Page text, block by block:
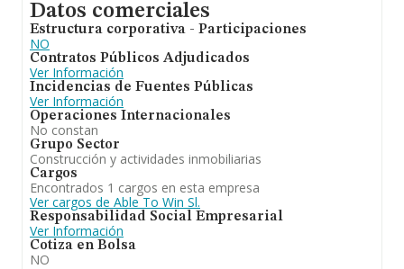
Datos comerciales
Estructura corporativa - Participaciones
NO
Contratos Públicos Adjudicados
Ver Información
Incidencias de Fuentes Públicas
Ver Información
Operaciones Internacionales
No constan
Grupo Sector
Construcción y actividades inmobiliarias
Cargos
Encontrados 1 cargos en esta empresa
Ver cargos de Able To Win Sl.
Responsabilidad Social Empresarial
Ver Información
Cotiza en Bolsa
NO